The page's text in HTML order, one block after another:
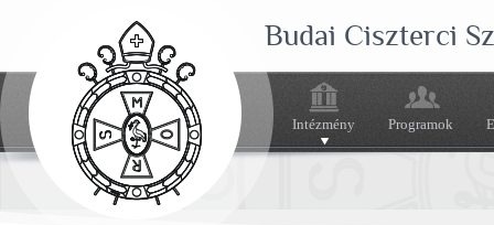
Budai Ciszterci
Intézmény Programok